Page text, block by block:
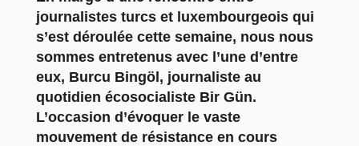
journalistes turcs et luxembourgeois qui
s’est déroulée cette semaine, nous nous
sommes entretenus avec l’une d’entre
eux, Burcu Bingöl, journaliste au
quotidien écosocialiste Bir Gün.
L’occasion d’évoquer le vaste
mouvement de résistance en cours